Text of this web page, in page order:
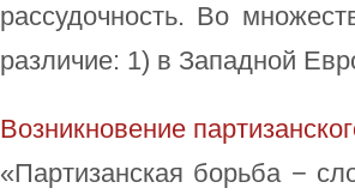
рассудочность. Во
различие: 1) в Западной
Возникновение
«Партизанская борьба −